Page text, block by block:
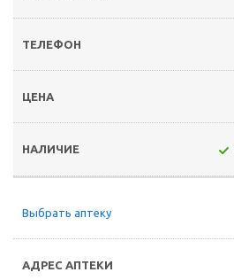
Выбрать аптеку